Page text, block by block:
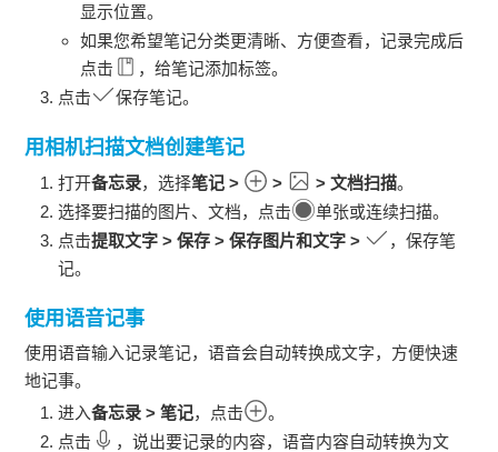
显示位置。
如果您希望笔记分类更清晰、方便查看，记录完成后
点击
，给笔记添加标签。
点击
保存笔记。
用相机扫描文档创建笔记
打开备忘录，选择笔记 > > >文档扫描。
选择要扫描的图片、文档，点击
单张或连续扫描。
点击提取文字 >保存 >保存图片和文字 >
，保存笔
记。
使用语音记事
使用语音输入记录笔记，语音会自动转换成文字，方便快速
地记事。
进入备忘录 >笔记，点击
。
点击
，说出要记录的内容，语音内容自动转换为文